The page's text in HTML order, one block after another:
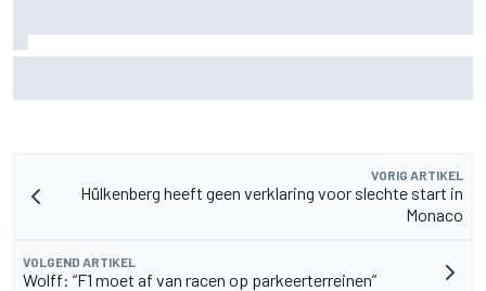
VORIG ARTIKEL
Hülkenberg heeft geen verklaring voor slechte start in
Monaco
VOLGEND ARTIKEL
Wolff: “F1 moet af van racen op parkeerterreinen”